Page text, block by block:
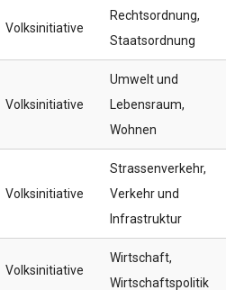
Volksinitiative
Rechtsordnung,
Staatsordnung
Volksinitiative
Umwelt und
Lebensraum,
Wohnen
Volksinitiative
Strassenverkehr,
Verkehr und
Infrastruktur
Volksinitiative
Wirtschaft,
Wirtschaftspolitik